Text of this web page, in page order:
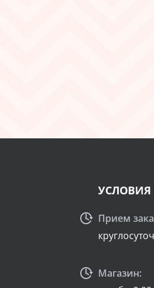
УСЛОВИЯ
Прием
Магазин: